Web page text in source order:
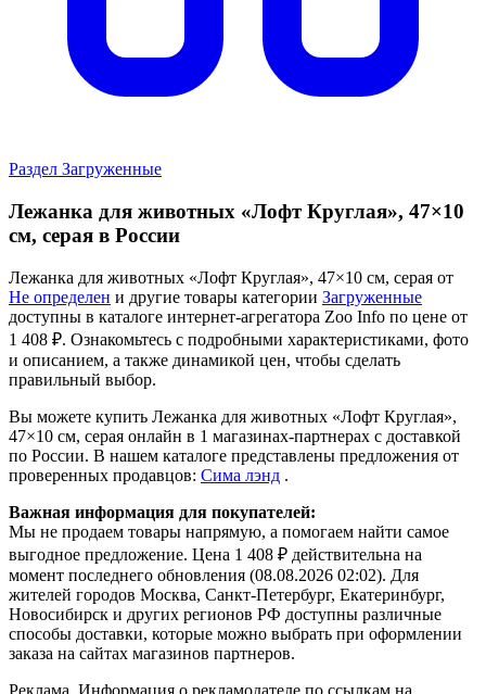
Раздел Загруженные
Лежанка для животных «Лофт Круглая», 47×10
см, серая в России
Лежанка для животных «Лофт Круглая», 47×10 см, серая от
Не определен и другие товары категории Загруженные
доступны в каталоге интернет-агрегатора Zoo Info по цене от
1 408 ₽. Ознакомьтесь с подробными характеристиками, фото
и описанием, а также динамикой цен, чтобы сделать
правильный выбор.
Вы можете купить Лежанка для животных «Лофт Круглая»,
47×10 см, серая онлайн в 1 магазинах-партнерах с доставкой
по России. В нашем каталоге представлены предложения от
проверенных продавцов: Сима лэнд .
Важная информация для покупателей:
Мы не продаем товары напрямую, а помогаем найти самое
выгодное предложение. Цена 1 408 ₽ действительна на
момент последнего обновления (08.08.2026 02:02). Для
жителей городов Москва, Санкт-Петербург, Екатеринбург,
Новосибирск и других регионов РФ доступны различные
способы доставки, которые можно выбрать при оформлении
заказа на сайтах магазинов партнеров.
Реклама. Информация о рекламодателе по ссылкам на